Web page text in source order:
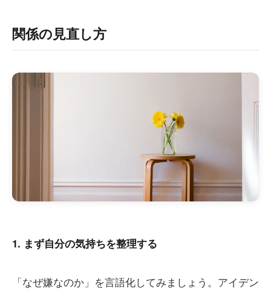
関係の見直し方
1. まず自分の気持ちを整理する
「なぜ嫌なのか」を言語化してみましょう。アイデン